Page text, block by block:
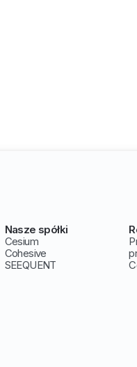
Nasze spółki
Cesium
Cohesive
SEEQUENT